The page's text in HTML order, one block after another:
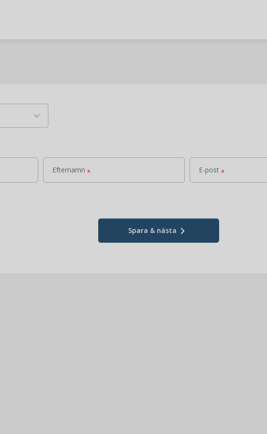
keyboard_arrow_down
Efternamn * E-post *
Spara & nästa keyboard_arrow_right